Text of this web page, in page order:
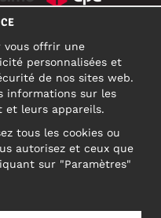
Tallinn
de produits à cette
vous offrir une
personnalisées et
de nos sites web.
informations sur les
et leurs appareils.
tous les cookies ou
autorisez et ceux que
sur "Paramètres"